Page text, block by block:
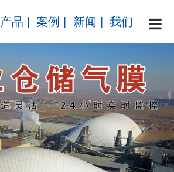
产品 案例 新闻 我们